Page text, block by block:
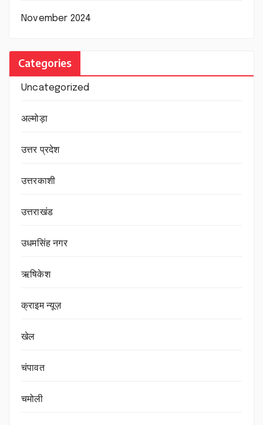
November 2024
Categories
Uncategorized
अल्मोड़ा
उत्तर प्रदेश
उत्तरकाशी
उत्तराखंड
उधमसिंह नगर
ऋषिकेश
क्राइम न्यूज़
खेल
चंपावत
चमोली